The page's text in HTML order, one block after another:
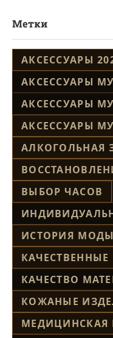
Метки
АКСЕССУАРЫ
АКСЕССУАРЫ
АКСЕССУАРЫ
АКСЕССУАРЫ
АЛКОГОЛЬНАЯ
ВЫБОР ЧАСОВ
ИСТОРИЯ МОДЫ
КАЧЕСТВО
КОЖАНЫЕ